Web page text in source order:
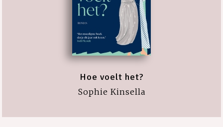
Hoe voelt het?
Sophie Kinsella